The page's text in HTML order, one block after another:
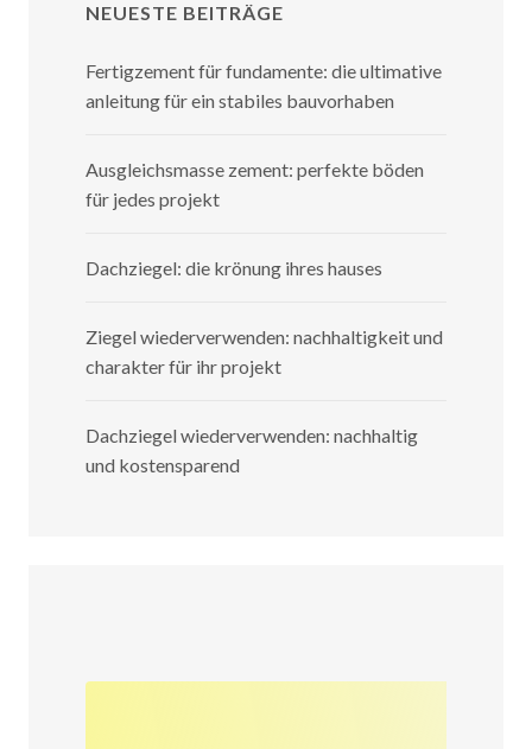
NEUESTE BEITRÄGE
Fertigzement für fundamente: die ultimative
anleitung für ein stabiles bauvorhaben
Ausgleichsmasse zement: perfekte böden
für jedes projekt
Dachziegel: die krönung ihres hauses
Ziegel wiederverwenden: nachhaltigkeit und
charakter für ihr projekt
Dachziegel wiederverwenden: nachhaltig
und kostensparend